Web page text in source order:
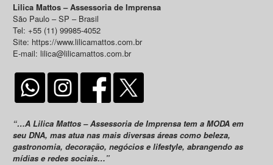
Lilica Mattos – Assessoria de Imprensa
São Paulo – SP – Brasil
Tel: +55 (11) 99985-4052
Site: https://www.lilicamattos.com.br
E-mail: lilica@lilicamattos.com.br
“…A Lilica Mattos – Assessoria de Imprensa tem a MODA em
seu DNA, mas atua nas mais diversas áreas como beleza,
gastronomia, decoração, negócios e lifestyle, abrangendo as
mídias e redes sociais…”